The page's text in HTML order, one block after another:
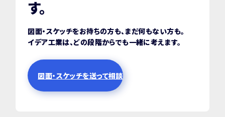
す。
図面・スケッチをお持ちの方も、まだ何もない方も。
イデア工業は、どの段階からでも一緒に考えます。
図面・スケッチを送って相談